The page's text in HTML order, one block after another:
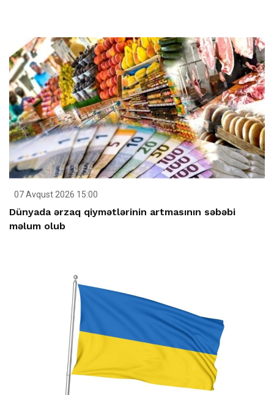
07 Avqust 2026 15:00
Dünyada ərzaq qiymətlərinin artmasının səbəbi
məlum olub